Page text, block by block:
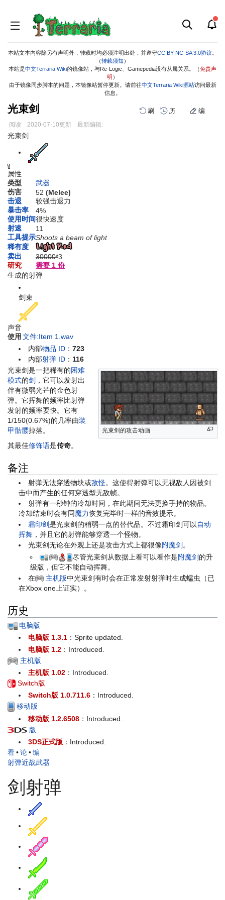
本站文本内容除另有声明外，转载时均必须注明出处，并遵守CC BY-NC-SA 3.0协议
（转载须知 ）
本站是中文Terraria Wiki的镜像站，与Re-Logic、Gamepedia没有从属关系。（免责声
明 ）
由于镜像同步脚本的问题，本镜像站暂停更新。请前往中文Terraria Wiki源站访问最新
信息。
光束剑 刷 历 编
阅读 2020-07-10更新 最新编辑:
跳
航
跳
索
光束剑
属性
类型
武器
伤害
52 (Melee)
击退
较强击退力
暴击率
4%
使用时间很快速度
射速
11
工具提示Shoots a beam of light
稀有度
卖出
30000*3
研究
需要 1 份
生成的射弹
剑束
声音
使用文件:Item 1.wav
内部物品 ID ：723
内部射弹 ID ： 116
光束剑的攻击动画
光束剑是一把稀有的困难
模式的剑 ，它可以发射出
伴有微弱光芒的金色射
弹。它挥舞的频率比射弹
发射的频率要快。它有
1/150(0.67%)的几率由装
甲骷髅掉落。
其最佳修饰语是传奇。
备注
射弹无法穿透物块或敌怪。这使得射弹可以无视敌人因被剑
击中而产生的任何穿透型无敌帧。
射弹有一秒钟的冷却时间，在此期间无法更换手持的物品。
冷却结束时会有同魔力恢复完毕时一样的音效提示。
霜印剑是光束剑的稍弱一点的替代品。不过霜印剑可以 自动
挥舞 ，并且它的射弹能够穿透一个怪物。
光束剑无论在外观上还是攻击方式上都很像附魔剑 。
尽管光束剑从数据上看可以看作是附魔剑 的升
级版，但它不能自动挥舞。
在
主机版中光束剑有时会在正常发射射弹时生成蠕虫（已
在Xbox one上证实）。
历史
电脑版
电脑版 1.3.1 ：Sprite updated.
电脑版 1.2 ：Introduced.
主机版
主机版 1.02 ：Introduced.
Switch版
Switch版 1.0.711.6 ：Introduced.
移动版
移动版 1.2.6508 ：Introduced.
版
3DS正式版 ：Introduced.
看•论•编
射弹近战武器
剑射弹